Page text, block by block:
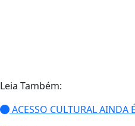
Leia Também:
ACESSO CULTURAL AINDA